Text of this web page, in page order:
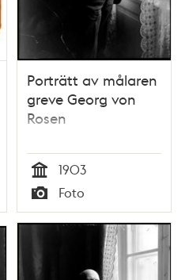
Porträtt av målaren
greve Georg von
Rosen
Tid
1903
Typ
Foto